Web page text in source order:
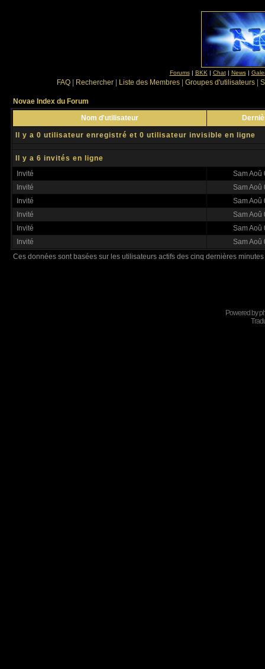
Forums| BKK | Chat| News|
FAQ Rechercher Liste des Membres Groupes d'utilisateurs
Novae Index du Forum
Nom d'utilisateur
Il y a 0 utilisateur enregistré et 0 utilisateur invisible en ligne
Il y a 6 invités en ligne
Invité
Sam Aoû
Invité
Sam Aoû
Invité
Sam Aoû
Invité
Sam Aoû
Invité
Sam Aoû
Invité
Sam Aoû
Ces données sont basées sur les utilisateurs actifs des cinq dernières minutes
Powered by